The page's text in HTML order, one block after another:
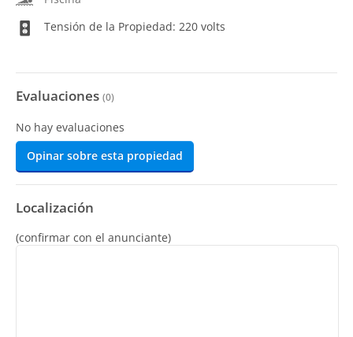
Tensión de la Propiedad: 220 volts
Evaluaciones (0)
No hay evaluaciones
Opinar sobre esta propiedad
Localización
(confirmar con el anunciante)